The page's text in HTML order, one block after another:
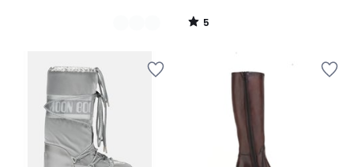
5
/